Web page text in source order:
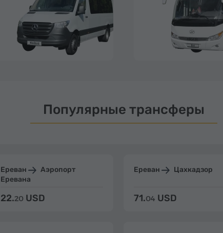
Популярные трансферы
Ереван
Аэропорт
Еревана
22.20 USD
Ереван Цахкадзор
71.04 USD